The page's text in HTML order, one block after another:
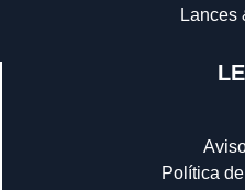
Lances
Política